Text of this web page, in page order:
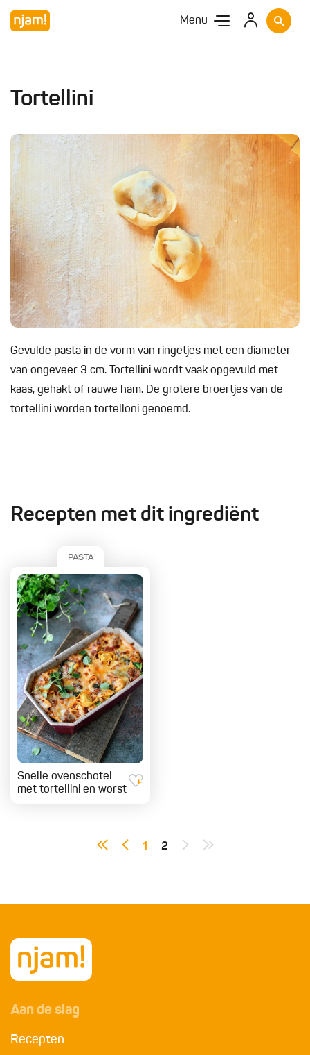
Menu
Tortellini
Gevulde pasta in de vorm van ringetjes met een diameter
van ongeveer 3 cm. Tortellini wordt vaak opgevuld met
kaas, gehakt of rauwe ham. De grotere broertjes van de
tortellini worden tortelloni genoemd.
Recepten met dit ingrediënt
PASTA
Snelle ovenschotel
met tortellini en worst
1 2
Aan de slag
Recepten